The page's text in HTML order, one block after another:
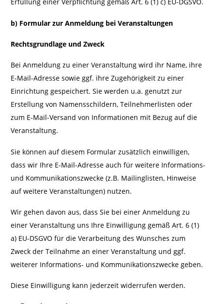
b) Formular zur Anmeldung bei Veranstaltungen
Rechtsgrundlage und Zweck
Bei Anmeldung zu einer Veranstaltung wird ihr Name, ihre
E-Mail-Adresse sowie ggf. ihre Zugehörigkeit zu einer
Einrichtung gespeichert. Sie werden u.a. genutzt zur
Erstellung von Namensschildern, Teilnehmerlisten oder
zum E-Mail-Versand von Informationen mit Bezug auf die
Veranstaltung.
Sie können auf diesem Formular zusätzlich einwilligen,
dass wir Ihre E-Mail-Adresse auch für weitere Informations-
und Kommunikationszwecke (z.B. Mailinglisten, Hinweise
auf weitere Veranstaltungen) nutzen.
Wir gehen davon aus, dass Sie bei einer Anmeldung zu
einer Veranstaltung uns Ihre Einwilligung gemäß Art. 6 (1)
a) EU-DSGVO für die Verarbeitung des Wunsches zum
Zweck der Teilnahme an einer Veranstaltung und ggf.
weiterer Informations- und Kommunikationszwecke geben.
Diese Einwilligung kann jederzeit widerrufen werden.